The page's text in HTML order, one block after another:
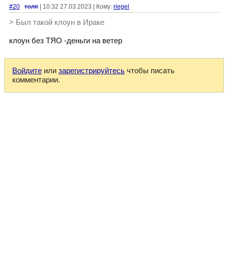
#20 толя | 10:32 27.03.2023 | Кому: riegel
> Был такой клоун в Ираке
клоун без ТЯО -деньги на ветер
Войдите или зарегистрируйтесь чтобы писать
комментарии.